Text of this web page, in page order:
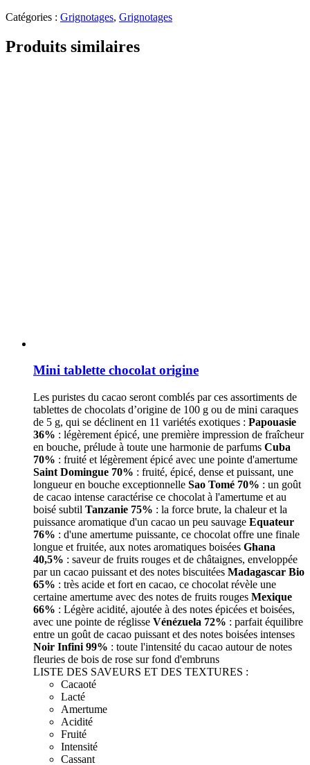
Catégories : Grignotages, Grignotages
Produits similaires
Mini tablette chocolat origine
Les puristes du cacao seront comblés par ces assortiments de
tablettes de chocolats d’origine de 100 g ou de mini caraques
de 5 g, qui se déclinent en 11 variétés exotiques : Papouasie
36% : légèrement épicé, une première impression de fraîcheur
en bouche, prélude à toute une harmonie de parfums Cuba
70% : fruité et légèrement épicé avec une pointe d'amertume
Saint Domingue 70% : fruité, épicé, dense et puissant, une
longueur en bouche exceptionnelle Sao Tomé 70% : un goût
de cacao intense caractérise ce chocolat à l'amertume et au
boisé subtil Tanzanie 75% : la force brute, la chaleur et la
puissance aromatique d'un cacao un peu sauvage Equateur
76% : d'une amertume puissante, ce chocolat offre une finale
longue et fruitée, aux notes aromatiques boisées Ghana
40,5% : saveur de fruits rouges et de châtaignes, enveloppée
par un cacao puissant et des notes biscuitées Madagascar Bio
65% : très acide et fort en cacao, ce chocolat révèle une
certaine amertume avec des notes de fruits rouges Mexique
66% : Légère acidité, ajoutée à des notes épicées et boisées,
avec une pointe de réglisse Vénézuela 72% : parfait équilibre
entre un goût de cacao puissant et des notes boisées intenses
Noir Infini 99% : toute l'intensité du cacao autour de notes
fleuries de bois de rose sur fond d'embruns
LISTE DES SAVEURS ET DES TEXTURES :
Cacaoté
Lacté
Amertume
Acidité
Fruité
Intensité
Cassant